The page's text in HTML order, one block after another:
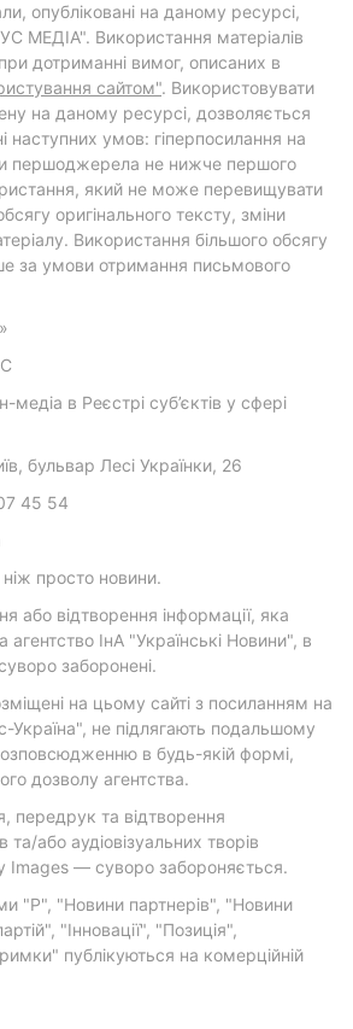
опубліковані на даному ресурсі,
МЕДІА". Використання матеріалів
дотриманні вимог, описаних в
сайтом". Використовувати
на даному ресурсі, дозволяється
наступних умов: гіперпосилання на
першоджерела не нижче першого
який не може перевищувати
оригінального тексту, зміни
Використання більшого обсягу
за умови отримання письмового
медіа в Реєстрі суб’єктів у сфері
бульвар Лесі Українки, 26
45 54
просто новини.
або відтворення інформації, яка
агентство ІнА "Українські Новини", в
заборонені.
на цьому сайті з посиланням на
Україна", не підлягають подальшому
в будь-якій формі,
дозволу агентства.
передрук та відтворення
та/або аудіовізуальних творів
Images — суворо забороняється.
"Р", "Новини партнерів", "Новини
"Інновації", "Позиція",
публікуються на комерційній